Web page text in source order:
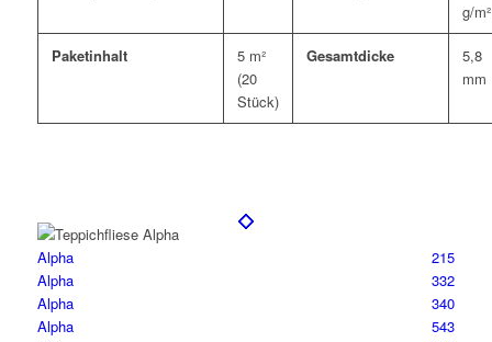
g/m²
Paketinhalt
5 m²
(20
Stück)
Gesamtdicke
5,8
mm
Alpha
215
Alpha
332
Alpha
340
Alpha
543